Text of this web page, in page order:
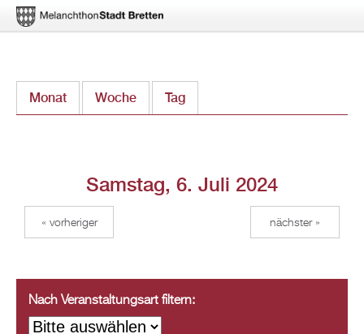
zum
Monat Woche Tag
Samstag, 6. Juli 2024
« vorheriger nächster »
Nach Veranstaltungsart filtern: